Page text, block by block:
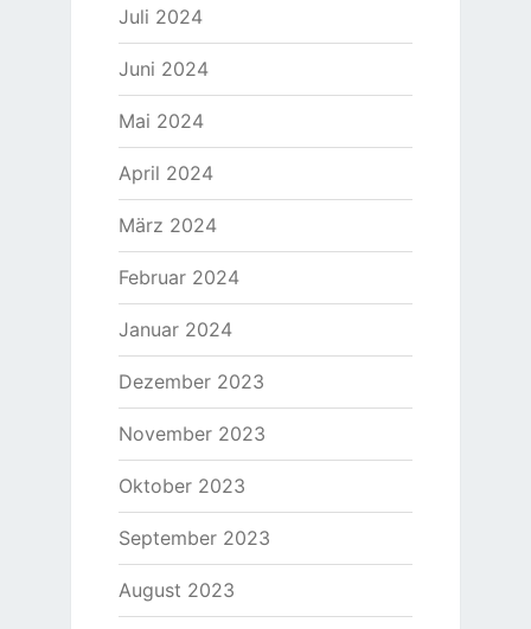
Juli 2024
Juni 2024
Mai 2024
April 2024
März 2024
Februar 2024
Januar 2024
Dezember 2023
November 2023
Oktober 2023
September 2023
August 2023